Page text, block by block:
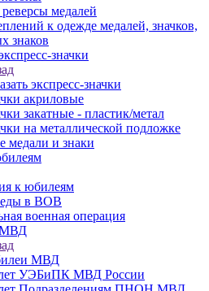
медалей
к одежде медалей, значков,
знаков
значки
экспресс-значки
акриловые
закатные - пластик/метал
на металлической подложке
медали и знаки
к юбилеям
в ВОВ
военная операция
МВД
УЭБиПК МВД России